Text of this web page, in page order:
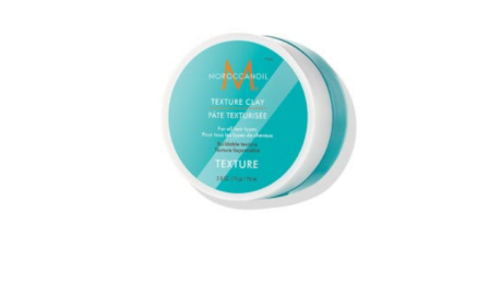
may
be
chosen
on
the
product